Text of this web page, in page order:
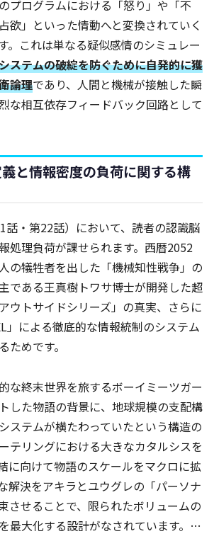
プログラムにおける「怒り」や「不
欲」といった情動へと変換されていく
。これは単なる疑似感情のシミュレー
ステムの破綻を防ぐために自発的に獲
論理であり、人間と機械が接触した瞬
な相互依存フィードバック回路として
と情報密度の負荷に関する構
話・第22話）において、読者の認識脳
処理負荷が課せられます。西暦2052
の犠牲者を出した「機械知性戦争」の
である王真樹トワサ博士が開発した超
ウトサイドシリーズ」の真実、さらに
」による徹底的な情報統制のシステム
ためです。
な終末世界を旅するボーイミーツガー
した物語の背景に、地球規模の支配構
ステムが横たわっていたという構造の
テリングにおける大きなカタルシスを
に向けて物語のスケールをマクロに拡
解決をアキラとユウグレの「パーソナ
させることで、限られたボリュームの
最大化する設計がなされています。…